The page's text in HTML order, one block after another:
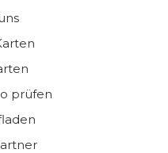
prüfen